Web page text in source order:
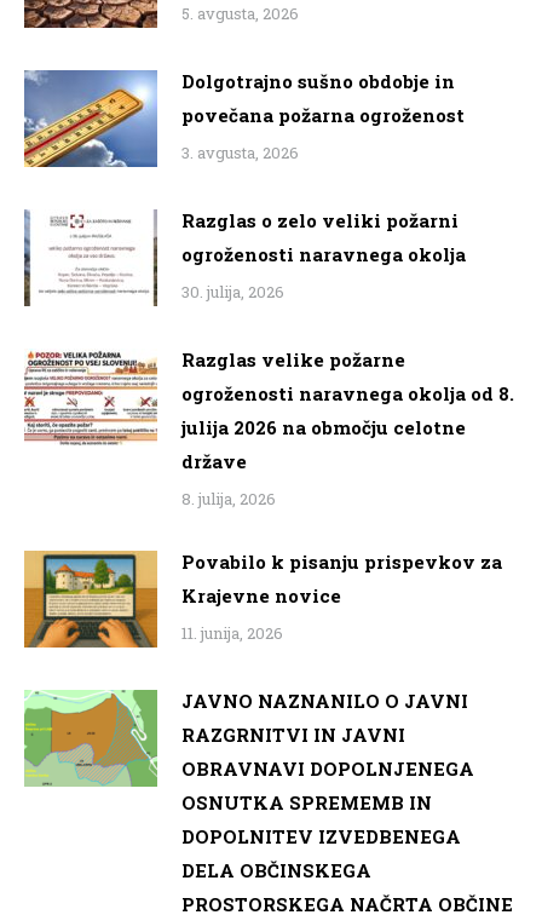
5. avgusta, 2026
Dolgotrajno sušno obdobje in
povečana požarna ogroženost
3. avgusta, 2026
Razglas o zelo veliki požarni
ogroženosti naravnega okolja
30. julija, 2026
Razglas velike požarne
ogroženosti naravnega okolja od 8.
julija 2026 na območju celotne
države
8. julija, 2026
Povabilo k pisanju prispevkov za
Krajevne novice
11. junija, 2026
JAVNO NAZNANILO O JAVNI
RAZGRNITVI IN JAVNI
OBRAVNAVI DOPOLNJENEGA
OSNUTKA SPREMEMB IN
DOPOLNITEV IZVEDBENEGA
DELA OBČINSKEGA
PROSTORSKEGA NAČRTA OBČINE